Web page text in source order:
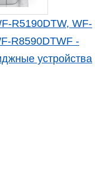
R5190DTW, WF-
R8590DTWF -
устройства